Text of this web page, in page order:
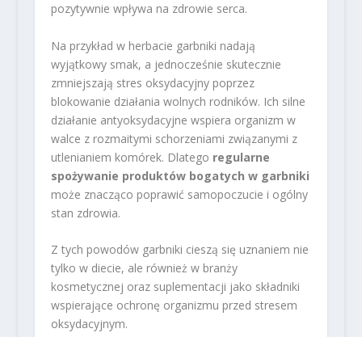
pozytywnie wpływa na zdrowie serca.
Na przykład w herbacie garbniki nadają
wyjątkowy smak, a jednocześnie skutecznie
zmniejszają stres oksydacyjny poprzez
blokowanie działania wolnych rodników. Ich silne
działanie antyoksydacyjne wspiera organizm w
walce z rozmaitymi schorzeniami związanymi z
utlenianiem komórek. Dlatego regularne
spożywanie produktów bogatych w garbniki
może znacząco poprawić samopoczucie i ogólny
stan zdrowia.
Z tych powodów garbniki cieszą się uznaniem nie
tylko w diecie, ale również w branży
kosmetycznej oraz suplementacji jako składniki
wspierające ochronę organizmu przed stresem
oksydacyjnym.